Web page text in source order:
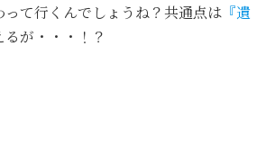
て行くんでしょうね？共通点は 『遺
が・・・！？